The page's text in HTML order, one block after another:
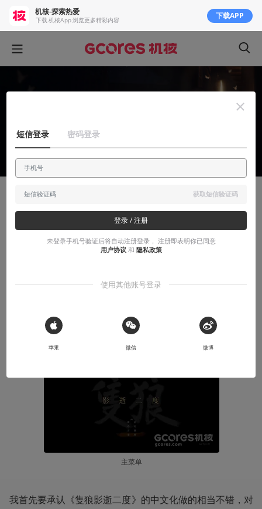
玩出花儿来
《隻狼 影逝二度》简体中文猫粮修订版 发
2019-04-17
本文系用户投稿，不代表机核网观点
主菜单
我首先要承认《隻狼影逝二度》的中文化做的相当不错，对
机核-探索热爱
下载 机核App 浏览更多精彩内容 下载APP
短信登录 密码登录
获取短信验证码
登录 / 注册
未登录手机号验证后将自动注册登录， 注册即表明你已同意
用户协议 和 隐私政策
使用其他账号登录
 Sign in with Apple
苹果 微信 微博